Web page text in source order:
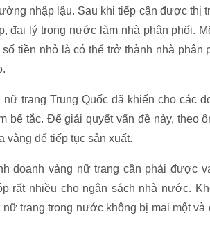
nhập lậu. Sau khi tiếp cận được thị
đại lý trong nước làm nhà phân phối.
tiền nhỏ là có thể trở thành nhà phân
trang Trung Quốc đã khiến cho các
bế tắc. Để giải quyết vấn đề này, theo
vàng để tiếp tục sản xuất.
doanh vàng nữ trang cần phải được
rất nhiều cho ngân sách nhà nước.
trang trong nước không bị mai một